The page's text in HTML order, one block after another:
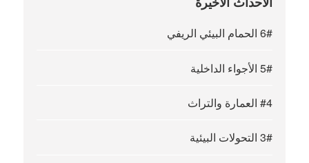
6# الحمام البيئي الريفي
5# الأجواء الداخلية
#4 العمارة والتراث
3# التحولات البيئية